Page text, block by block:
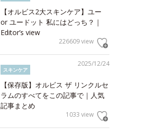
【オルビス2大スキンケア】ユー
or ユードット 私にはどっち？｜
Editor’s view
226609 view
2025/12/24
スキンケア
【保存版】オルビス ザ リンクルセ
ラムのすべてをこの記事で｜人気
記事まとめ
1033 view